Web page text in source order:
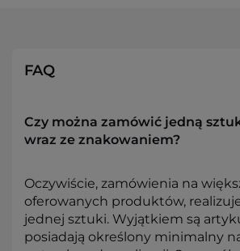
FAQ
Czy można zamówić jedną
wraz ze znakowaniem?
Oczywiście, zamówienia na
oferowanych produktów,
jednej sztuki. Wyjątkiem są
posiadają określony minimalny